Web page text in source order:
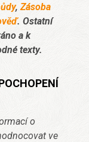
, Zásoba
. Ostatní
a k
texty.
o
ve